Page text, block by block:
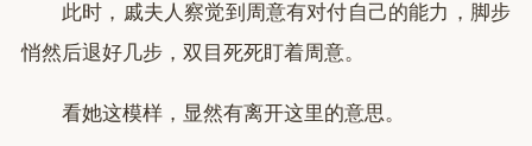
此时，戚夫人察觉到周意有对付自己的能力，脚步
悄然后退好几步，双目死死盯着周意。
看她这模样，显然有离开这里的意思。